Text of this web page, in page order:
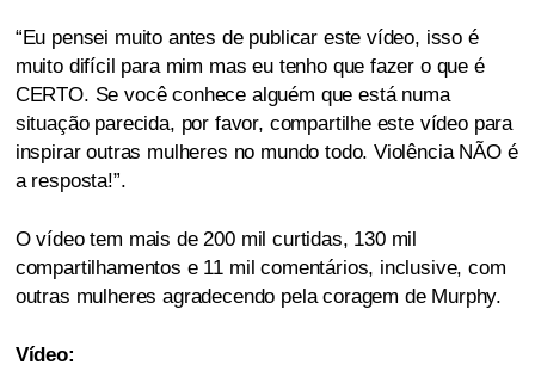
“Eu pensei muito antes de publicar este vídeo, isso é
muito difícil para mim mas eu tenho que fazer o que é
CERTO. Se você conhece alguém que está numa
situação parecida, por favor, compartilhe este vídeo para
inspirar outras mulheres no mundo todo. Violência NÃO é
a resposta!”.
O vídeo tem mais de 200 mil curtidas, 130 mil
compartilhamentos e 11 mil comentários, inclusive, com
outras mulheres agradecendo pela coragem de Murphy.
Vídeo: